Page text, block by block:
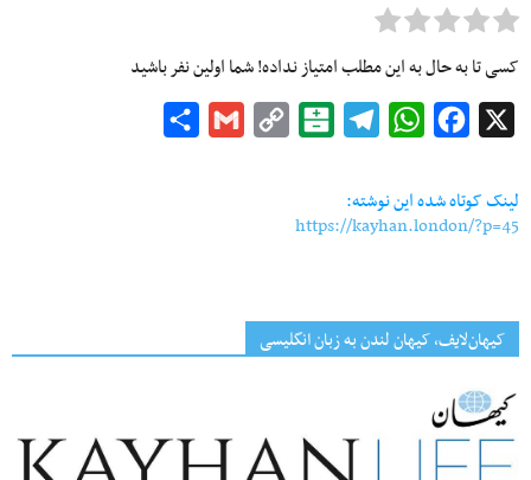
کسی تا به حال به این مطلب امتیاز نداده! شما اولین نفر باشید
Facebook
WhatsApp
Telegram
Balatarin
Copy
Gmail
لینک کوتاه شده این نوشته:
https://kayhan.london/?p=45
کیهان‌لایف، کیهان لندن به زبان انگلیسی